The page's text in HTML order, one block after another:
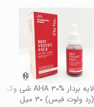
سرم لایه بردار AHA 30% شی وک
(رد ولوت فیس) 30 میل